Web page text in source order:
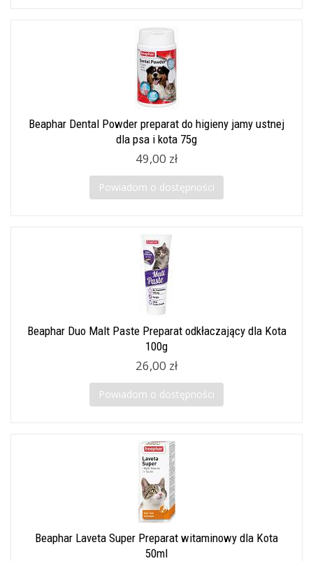
Beaphar Dental Powder preparat do higieny jamy ustnej
dla psa i kota 75g
49,00 zł
Powiadom o dostępności
Beaphar Duo Malt Paste Preparat odkłaczający dla Kota
100g
26,00 zł
Powiadom o dostępności
Beaphar Laveta Super Preparat witaminowy dla Kota
50ml